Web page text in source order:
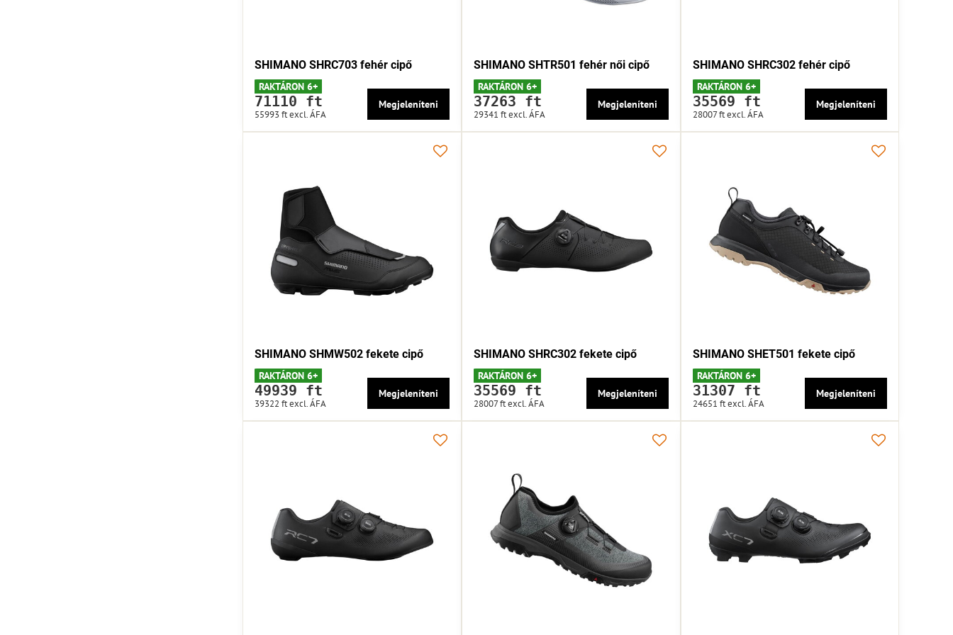
SHIMANO SHRC703 fehér cipő
RAKTÁRON 6+
71110 ft
55993 ftexcl. ÁFA
Megjeleníteni
SHIMANO SHTR501 fehér női cipő
RAKTÁRON 6+
37263 ft
29341 ftexcl. ÁFA
Megjeleníteni
SHIMANO SHRC302 fehér cipő
RAKTÁRON 6+
35569 ft
28007 ftexcl. ÁFA
Megjeleníteni
SHIMANO SHMW502 fekete cipő
RAKTÁRON 6+
49939 ft
39322 ftexcl. ÁFA
Megjeleníteni
SHIMANO SHRC302 fekete cipő
RAKTÁRON 6+
35569 ft
28007 ftexcl. ÁFA
Megjeleníteni
SHIMANO SHET501 fekete cipő
RAKTÁRON 6+
31307 ft
24651 ftexcl. ÁFA
Megjeleníteni